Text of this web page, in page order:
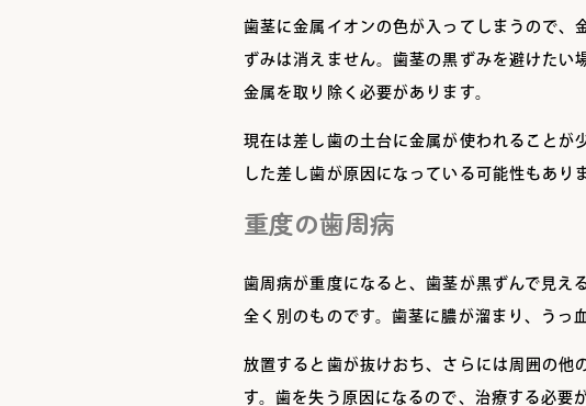
歯茎に金属イオンの色が入ってしまうので、
ずみは消えません。歯茎の黒ずみを避けたい
金属を取り除く必要があります。
現在は差し歯の土台に金属が使われることが
した差し歯が原因になっている可能性もあり
重度の歯周病
歯周病が重度になると、歯茎が黒ずんで見え
全く別のものです。歯茎に膿が溜まり、うっ
放置すると歯が抜けおち、さらには周囲の他
す。歯を失う原因になるので、治療する必要